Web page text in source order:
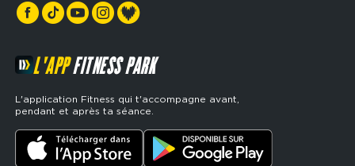
L'APPFITNESS PARK
L'application Fitness qui t'accompagne avant,
pendant et après ta séance.